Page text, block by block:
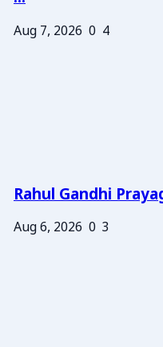
Aug 7, 2026 0 4
Rahul Gandhi
Aug 6, 2026 0 3